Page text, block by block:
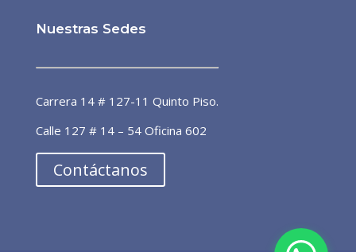
Nuestras Sedes
Carrera 14 # 127-11 Quinto Piso.
Calle 127 # 14 – 54 Oficina 602
Contáctanos
Dra. Patricia Álvarez
preferencial de pacientes! 🙌🏼 ¿En
qué puedo ayudarte?